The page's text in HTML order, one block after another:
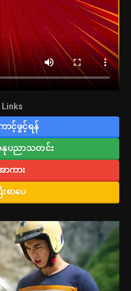
Links
ာင့်ဖွင့်ရန်
နုပညာသတင်း
ာကား
စာပေ